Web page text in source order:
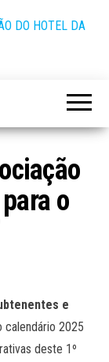
DO HOTEL DA
o
e
calendário 2025
deste 1º